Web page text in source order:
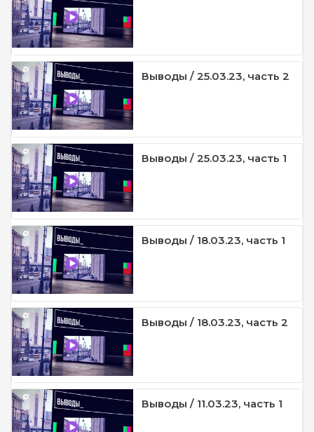
Выводы / 25.03.23, часть 2
Выводы / 25.03.23, часть 1
Выводы / 18.03.23, часть 1
Выводы / 18.03.23, часть 2
Выводы / 11.03.23, часть 1